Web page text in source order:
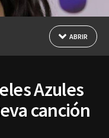
ABRIR
Azules
canción